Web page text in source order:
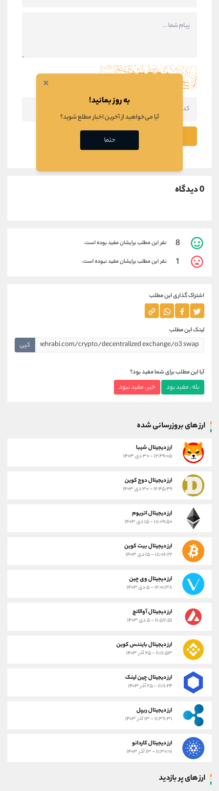
0 دیدگاه
8 نفر این مطلب برایشان مفید بوده است.
1 نفر این مطلب برایشان مفید نبوده است.
اشتراک گذاری این مطلب
لینک این مطلب
کپی
آیا این مطلب برای شما مفید بود؟
بله ، مفید بود خیر ، مفید نبود
ارز های بروزرسانی شده
ارز ديجيتال شیبا
۱۲:۴۹:۰۵ - ۳۰ دی ۱۴۰۳
ارز دیجیتال دوج کوین
۱۲:۴۵:۴۹ - ۳۰ دی ۱۴۰۳
ارز دیجیتال اتریوم
۱۸:۰۹:۵۰ - ۱۵ دی ۱۴۰۳
ارز دیجیتال بیت کوین
۱۸:۰۶:۲۲ - ۱۵ دی ۱۴۰۳
ارز دیجیتال وی چین
۱۲:۰۱:۳۸ - ۵ دی ۱۴۰۳
ارز دیجیتال آوالانچ
۱۱:۵۷:۵۱ - ۵ دی ۱۴۰۳
ارز دیجیتال بایننس کوین
۱۱:۱۱:۵۳ - ۲۵ آذر ۱۴۰۳
ارز دیجیتال چین لینک
۱۱:۱۱:۲۴ - ۲۵ آذر ۱۴۰۳
ارز دیجیتال ریپل
۱۱:۳۶:۳۱ - ۱۳ آذر ۱۴۰۳
ارز دیجیتال کاردانو
۱۱:۳۰:۰۱ - ۱۳ آذر ۱۴۰۳
ارز های پر بازدید
×
به روز بمانید!
آیا می‌خواهید از آخرین اخبار مطلع شوید؟
حتما